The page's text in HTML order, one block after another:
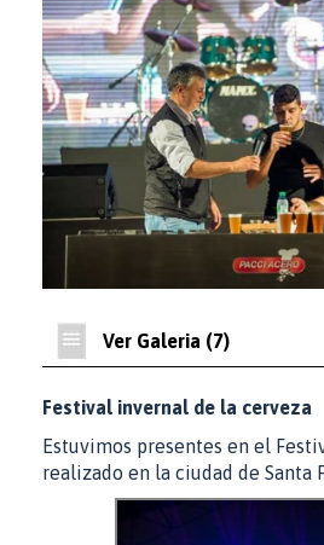
Ver Galeria (7)
Festival invernal de la cerveza
Estuvimos presentes en el
realizado en la ciudad de Santa